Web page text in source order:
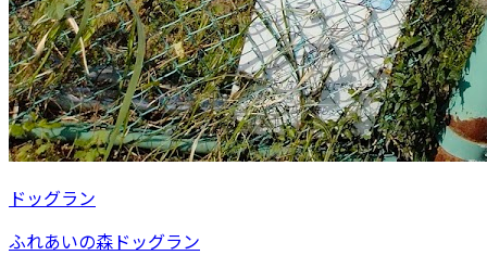
ドッグラン
ふれあいの森ドッグラン